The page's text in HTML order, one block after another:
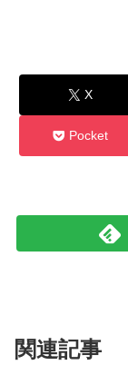
X
Pocket
関連記事